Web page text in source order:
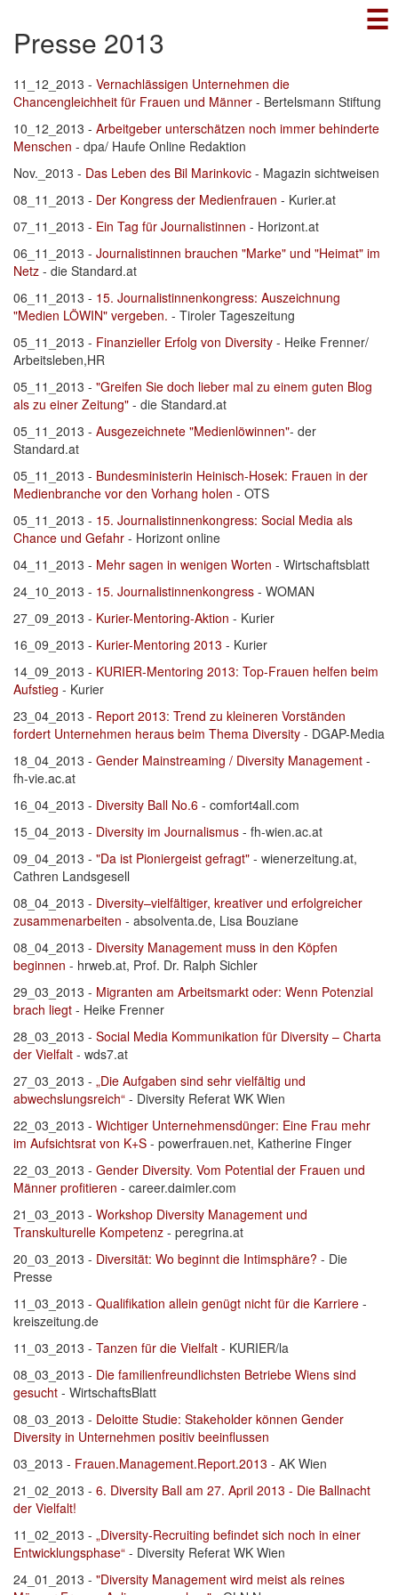
Inhalt
☰
Presse 2013
11_12_2013 - Vernachlässigen Unternehmen die
Chancengleichheit für Frauen und Männer - Bertelsmann Stiftung
10_12_2013 - Arbeitgeber unterschätzen noch immer behinderte
Menschen - dpa/ Haufe Online Redaktion
Nov._2013 - Das Leben des Bil Marinkovic - Magazin sichtweisen
08_11_2013 - Der Kongress der Medienfrauen - Kurier.at
07_11_2013 - Ein Tag für Journalistinnen - Horizont.at
06_11_2013 - Journalistinnen brauchen "Marke" und "Heimat" im
Netz - die Standard.at
06_11_2013 - 15. Journalistinnenkongress: Auszeichnung
"Medien LÖWIN" vergeben. - Tiroler Tageszeitung
05_11_2013 - Finanzieller Erfolg von Diversity - Heike Frenner/
Arbeitsleben,HR
05_11_2013 - "Greifen Sie doch lieber mal zu einem guten Blog
als zu einer Zeitung" - die Standard.at
05_11_2013 - Ausgezeichnete "Medienlöwinnen"- der
Standard.at
05_11_2013 - Bundesministerin Heinisch-Hosek: Frauen in der
Medienbranche vor den Vorhang holen - OTS
05_11_2013 - 15. Journalistinnenkongress: Social Media als
Chance und Gefahr - Horizont online
04_11_2013 - Mehr sagen in wenigen Worten - Wirtschaftsblatt
24_10_2013 - 15. Journalistinnenkongress - WOMAN
27_09_2013 - Kurier-Mentoring-Aktion - Kurier
16_09_2013 - Kurier-Mentoring 2013 - Kurier
14_09_2013 - KURIER-Mentoring 2013: Top-Frauen helfen beim
Aufstieg - Kurier
23_04_2013 - Report 2013: Trend zu kleineren Vorständen
fordert Unternehmen heraus beim Thema Diversity - DGAP-Media
18_04_2013 - Gender Mainstreaming / Diversity Management -
fh-vie.ac.at
16_04_2013 - Diversity Ball No.6 - comfort4all.com
15_04_2013 - Diversity im Journalismus - fh-wien.ac.at
09_04_2013 - "Da ist Pioniergeist gefragt" - wienerzeitung.at,
Cathren Landsgesell
08_04_2013 - Diversity–vielfältiger, kreativer und erfolgreicher
zusammenarbeiten - absolventa.de, Lisa Bouziane
08_04_2013 - Diversity Management muss in den Köpfen
beginnen - hrweb.at, Prof. Dr. Ralph Sichler
29_03_2013 - Migranten am Arbeitsmarkt oder: Wenn Potenzial
brach liegt - Heike Frenner
28_03_2013 - Social Media Kommunikation für Diversity – Charta
der Vielfalt - wds7.at
27_03_2013 - „Die Aufgaben sind sehr vielfältig und
abwechslungsreich“ - Diversity Referat WK Wien
22_03_2013 - Wichtiger Unternehmensdünger: Eine Frau mehr
im Aufsichtsrat von K+S - powerfrauen.net, Katherine Finger
22_03_2013 - Gender Diversity. Vom Potential der Frauen und
Männer profitieren - career.daimler.com
21_03_2013 - Workshop Diversity Management und
Transkulturelle Kompetenz - peregrina.at
20_03_2013 - Diversität: Wo beginnt die Intimsphäre? - Die
Presse
11_03_2013 - Qualifikation allein genügt nicht für die Karriere -
kreiszeitung.de
11_03_2013 - Tanzen für die Vielfalt - KURIER/la
08_03_2013 - Die familienfreundlichsten Betriebe Wiens sind
gesucht - WirtschaftsBlatt
08_03_2013 - Deloitte Studie: Stakeholder können Gender
Diversity in Unternehmen positiv beeinflussen
03_2013 - Frauen.Management.Report.2013 - AK Wien
21_02_2013 - 6. Diversity Ball am 27. April 2013 - Die Ballnacht
der Vielfalt!
11_02_2013 - „Diversity-Recruiting befindet sich noch in einer
Entwicklungsphase“ - Diversity Referat WK Wien
24_01_2013 - "Diversity Management wird meist als reines